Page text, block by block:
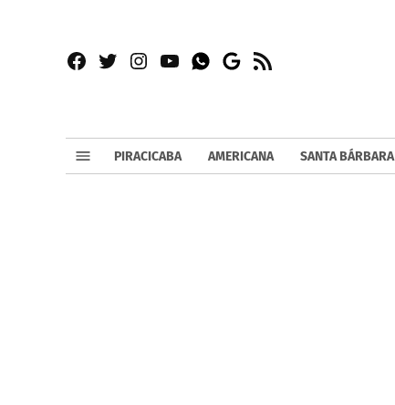
Facebook
TwitterInstagram
YouTubeWhatsapp
Google
RSS
PIRACICABA AMERICANA SANTA BÁRBARA